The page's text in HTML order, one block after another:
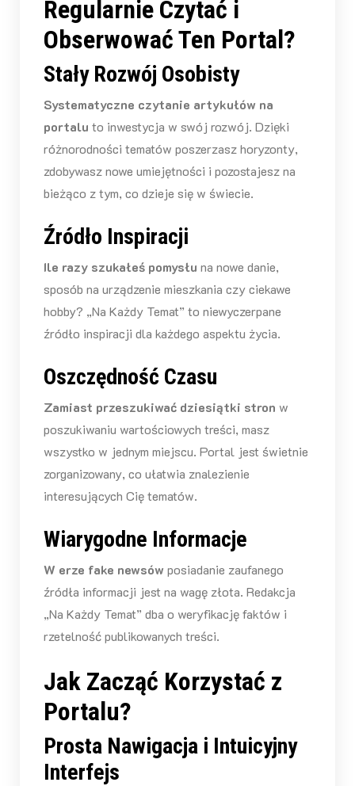
Regularnie Czytać i
Obserwować Ten Portal?
Stały Rozwój Osobisty
Systematyczne czytanie artykułów na
portalu to inwestycja w swój rozwój. Dzięki
różnorodności tematów poszerzasz horyzonty,
zdobywasz nowe umiejętności i pozostajesz na
bieżąco z tym, co dzieje się w świecie.
Źródło Inspiracji
Ile razy szukałeś pomysłu na nowe danie,
sposób na urządzenie mieszkania czy ciekawe
hobby? „Na Każdy Temat” to niewyczerpane
źródło inspiracji dla każdego aspektu życia.
Oszczędność Czasu
Zamiast przeszukiwać dziesiątki stron w
poszukiwaniu wartościowych treści, masz
wszystko w jednym miejscu. Portal jest świetnie
zorganizowany, co ułatwia znalezienie
interesujących Cię tematów.
Wiarygodne Informacje
W erze fake newsów posiadanie zaufanego
źródła informacji jest na wagę złota. Redakcja
„Na Każdy Temat” dba o weryfikację faktów i
rzetelność publikowanych treści.
Jak Zacząć Korzystać z
Portalu?
Prosta Nawigacja i Intuicyjny
Interfejs